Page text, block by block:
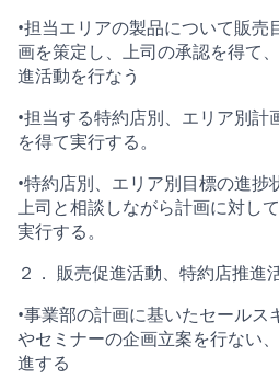
•担当エリアの製品について販
画を策定し、上司の承認を得て
進活動を行なう
•担当する特約店別、エリア別
を得て実行する。
•特約店別、エリア別目標の進捗
上司と相談しながら計画に対し
実行する。
２． 販売促進活動、特約店推進
•事業部の計画に基いたセールス
やセミナーの企画立案を行ない
進する